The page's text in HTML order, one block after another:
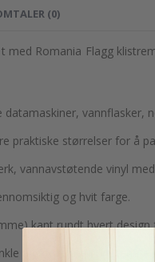
med Romania Flagg
datamaskiner, vannflasker,
praktiske størrelser for å
vannavstøtende vinyl
og hvit farge.
kant rundt hvert
å påføre uten å etterlate
(0)